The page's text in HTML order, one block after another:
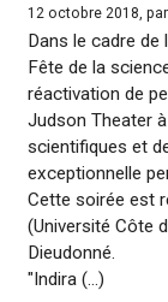
12 octobre 2018, par
Dans le cadre
Fête de la
réactivation de
Judson Theater
scientifiques et
exceptionnelle
Cette soirée est
(Université Côte
Dieudonné.
"Indira (...)